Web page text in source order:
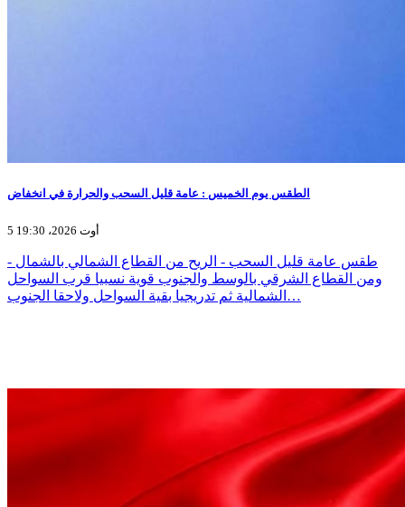
الطقس يوم الخميس : عامة قليل السحب والحرارة في انخفاض
5 أوت 2026، 19:30
- طقس عامة قليل السحب - الريح من القطاع الشمالي بالشمال
ومن القطاع الشرقي بالوسط والجنوب قوية نسبيا قرب السواحل
الشمالية ثم تدريجيا بقية السواحل ولاحقا الجنوب…